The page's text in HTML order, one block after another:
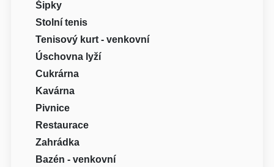
Šipky
Stolní tenis
Tenisový kurt - venkovní
Úschovna lyží
Cukrárna
Kavárna
Pivnice
Restaurace
Zahrádka
Bazén - venkovní